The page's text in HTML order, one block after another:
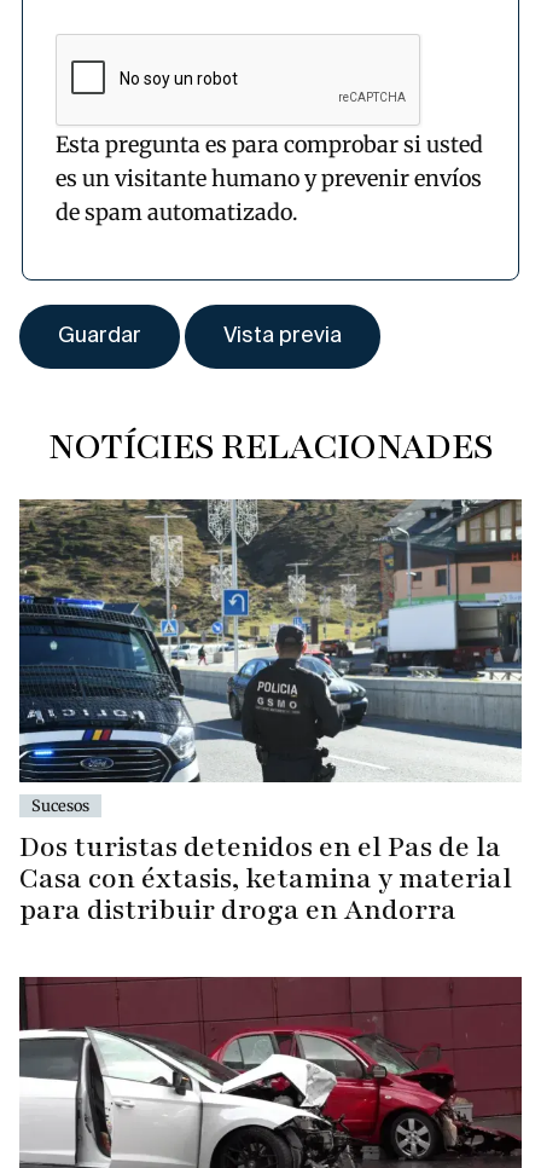
Esta pregunta es para comprobar si usted
es un visitante humano y prevenir envíos
de spam automatizado.
NOTÍCIES RELACIONADES
Sucesos
Dos turistas detenidos en el Pas de la
Casa con éxtasis, ketamina y material
para distribuir droga en Andorra